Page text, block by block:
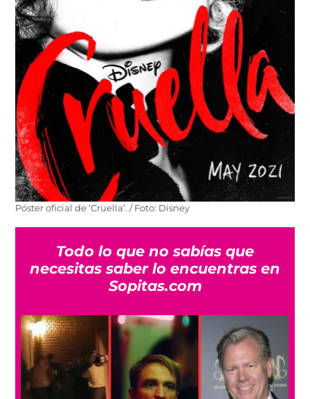
Póster oficial de ‘Cruella’. / Foto: Disney
Todo lo que no sabías que
necesitas saber lo encuentras en
Sopitas.com